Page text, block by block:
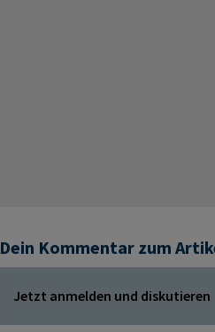
Dein Kommentar zum
Jetzt anmelden und diskutieren